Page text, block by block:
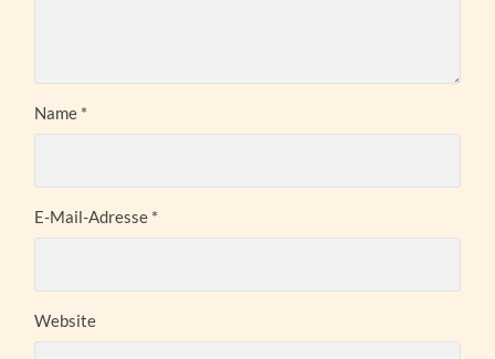
Name *
E-Mail-Adresse *
Website